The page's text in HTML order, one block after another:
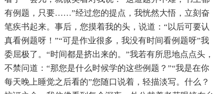
有例题，只要……”经过您的提点，我恍然大悟，立刻奋
笔疾书起来。事后，您摸着我的头，说道：“以后可要认
真看例题呀！”“可是作业很多，我没有时间看例题呀”我
委屈极了。“时间都是挤出来的。”我若有所思地点点头，
不禁问道：“那您是什么时候学的这些例题？”“我是在你
每天晚上睡觉之后看的”您随口说着，轻描淡写。什么？